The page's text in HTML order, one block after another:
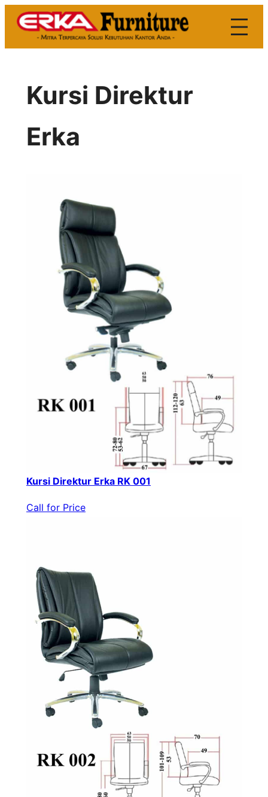
Skip
Kursi Direktur
Erka
Kursi Direktur Erka RK 001
Call for Price